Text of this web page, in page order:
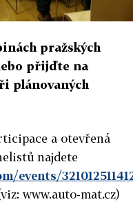
pražských
přijďte na
plánovaných
a otevřená
najdete
events/
www.auto-mat.cz)